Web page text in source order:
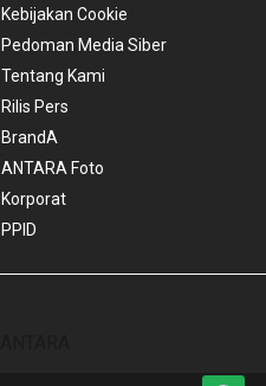
Kebijakan Cookie
Pedoman Media Siber
Tentang Kami
Rilis Pers
BrandA
ANTARA Foto
Korporat
PPID